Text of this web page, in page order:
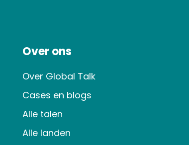
Over ons
Over Global Talk
Cases en blogs
Alle talen
Alle landen